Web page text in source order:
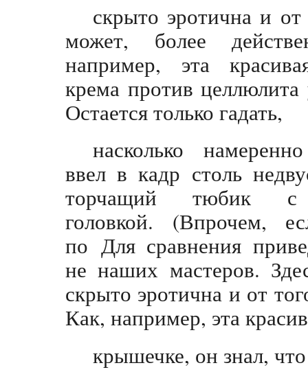
скрыто эротична и
может, более
например, эта
крема против
Остается только гадать,
насколько
ввел в кадр столь
торчащий тюбик с
головкой. (Впрочем,
по Для сравнения
не наших мастеров.
скрыто эротична и от
Как, например, эта
крышечке, он знал,